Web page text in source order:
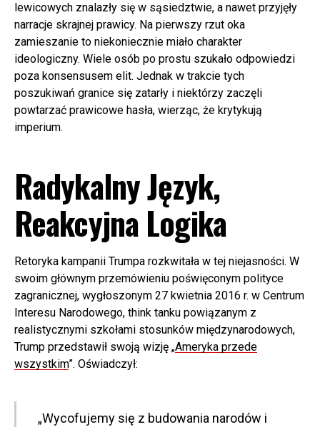
lewicowych znalazły się w sąsiedztwie, a nawet przyjęły
narracje skrajnej prawicy. Na pierwszy rzut oka
zamieszanie to niekoniecznie miało charakter
ideologiczny. Wiele osób po prostu szukało odpowiedzi
poza konsensusem elit. Jednak w trakcie tych
poszukiwań granice się zatarły i niektórzy zaczęli
powtarzać prawicowe hasła, wierząc, że krytykują
imperium.
Radykalny Język,
Reakcyjna Logika
Retoryka kampanii Trumpa rozkwitała w tej niejasności. W
swoim głównym przemówieniu poświęconym polityce
zagranicznej, wygłoszonym 27 kwietnia 2016 r. w Centrum
Interesu Narodowego, think tanku powiązanym z
realistycznymi szkołami stosunków międzynarodowych,
Trump przedstawił swoją wizję „Ameryka przede
wszystkim”. Oświadczył:
„Wycofujemy się z budowania narodów i